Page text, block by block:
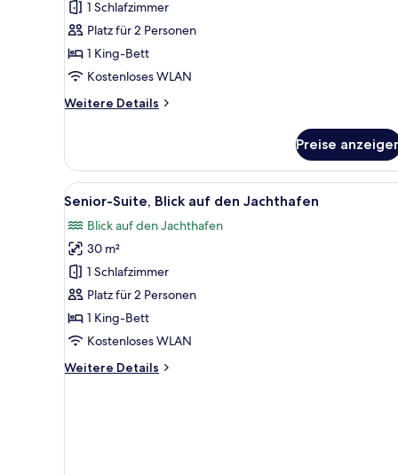
Studiosuite,
Terrasse,
Erdgeschoss
anzeigen
1 Schlafzimmer
Platz für 2 Personen
1 King-Bett
Kostenloses WLAN
Weitere Details
Weitere
Studiosuite,
Terrasse,
Erdgeschoss
Preise
Alle
Fotos
für
Senior-
Suite,
Blick
auf
den
anzeigen
Senior-Suite, Blick auf den
13
Senior-Suite, Blick auf den Jachthafen
Blick auf den Jachthafen
30 m²
1 Schlafzimmer
Platz für 2 Personen
1 King-Bett
Kostenloses WLAN
Weitere Details
Weitere